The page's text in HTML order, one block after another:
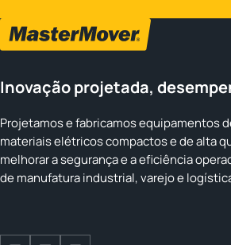
Inovação projetada,
Projetamos e fabricamos equipamentos
materiais elétricos compactos e de alta
melhorar a segurança e a eficiência
de manufatura industrial, varejo e